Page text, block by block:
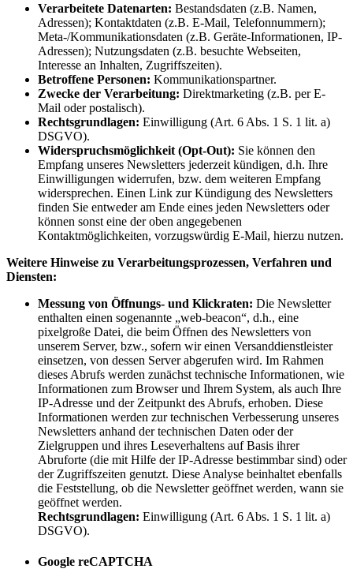
Verarbeitete Datenarten: Bestandsdaten (z.B. Namen,
Adressen); Kontaktdaten (z.B. E-Mail, Telefonnummern);
Meta-/Kommunikationsdaten (z.B. Geräte-Informationen, IP-
Adressen); Nutzungsdaten (z.B. besuchte Webseiten,
Interesse an Inhalten, Zugriffszeiten).
Betroffene Personen: Kommunikationspartner.
Zwecke der Verarbeitung: Direktmarketing (z.B. per E-
Mail oder postalisch).
Rechtsgrundlagen: Einwilligung (Art. 6 Abs. 1 S. 1 lit. a)
DSGVO).
Widerspruchsmöglichkeit (Opt-Out): Sie können den
Empfang unseres Newsletters jederzeit kündigen, d.h. Ihre
Einwilligungen widerrufen, bzw. dem weiteren Empfang
widersprechen. Einen Link zur Kündigung des Newsletters
finden Sie entweder am Ende eines jeden Newsletters oder
können sonst eine der oben angegebenen
Kontaktmöglichkeiten, vorzugswürdig E-Mail, hierzu nutzen.
Weitere Hinweise zu Verarbeitungsprozessen, Verfahren und
Diensten:
Messung von Öffnungs- und Klickraten: Die Newsletter
enthalten einen sogenannte „web-beacon“, d.h., eine
pixelgroße Datei, die beim Öffnen des Newsletters von
unserem Server, bzw., sofern wir einen Versanddienstleister
einsetzen, von dessen Server abgerufen wird. Im Rahmen
dieses Abrufs werden zunächst technische Informationen, wie
Informationen zum Browser und Ihrem System, als auch Ihre
IP-Adresse und der Zeitpunkt des Abrufs, erhoben. Diese
Informationen werden zur technischen Verbesserung unseres
Newsletters anhand der technischen Daten oder der
Zielgruppen und ihres Leseverhaltens auf Basis ihrer
Abruforte (die mit Hilfe der IP-Adresse bestimmbar sind) oder
der Zugriffszeiten genutzt. Diese Analyse beinhaltet ebenfalls
die Feststellung, ob die Newsletter geöffnet werden, wann sie
geöffnet werden.
Rechtsgrundlagen: Einwilligung (Art. 6 Abs. 1 S. 1 lit. a)
DSGVO).
Google reCAPTCHA